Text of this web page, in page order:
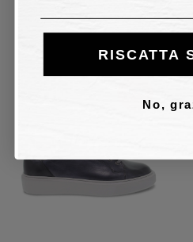
RISCATTA
No,